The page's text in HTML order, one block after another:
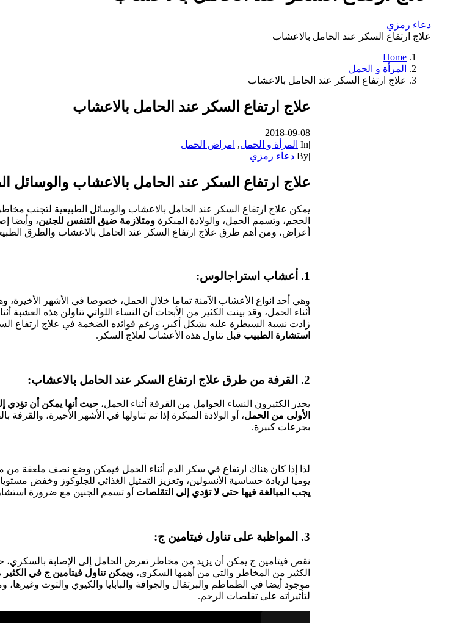
دعاء رمزي
علاج ارتفاع السكر عند الحامل بالاعشاب
Home
المرأة و الحمل
علاج ارتفاع السكر عند الحامل بالاعشاب
علاج ارتفاع السكر عند الحامل بالاعشاب
2018-09-08
|
In المرأة و الحمل, امراض الحمل
|
By دعاء رمزي
علاج ارتفاع السكر عند الحامل بالاعشاب والوسائل
يمكن علاج ارتفاع السكر عند الحامل بالاعشاب والوسائل الطبيعية لتجنب
الحجم، وتسمم الحمل، والولادة المبكرة ومتلازمة ضيق التنفس للجنين، وأيضا
أعراض، ومن أهم طرق علاج ارتفاع السكر عند الحامل بالاعشاب والطرق
1. أعشاب استراجالوس:
وهي أحد انواع الأعشاب الآمنة تماما خلال الحمل، خصوصا في الأشهر الأخيرة،
أثناء الحمل، وقد بينت الكثير من الأبحاث أن النساء اللواتي تناولن هذه
زادت نسبة السيطرة عليه بشكل أكبر، ورغم فوائده الضخمة في علاج ارتفاع
استشارة الطبيب قبل تناول هذه الأعشاب لعلاج السكر.
2. القرفة من طرق علاج ارتفاع السكر عند الحامل بالاعشاب:
يحذر الكثيرون النساء الحوامل من القرفة أثناء الحمل، حيث أنها يمكن أن تؤدي
الأولى من الحمل، أو الولادة المبكرة إذا تم تناولها في الأشهر الأخيرة، والقرفة
بجرعات كبيرة.
لذا إذا كان هناك ارتفاع في سكر الدم أثناء الحمل فيمكن وضع نصف ملعقة
يوميا لزيادة حساسية الأنسولين، وتعزيز التمثيل الغذائي للجلوكوز وخفض
يجب المبالغة فيها حتى لا تؤدي إلى التقلصات أو تسمم الجنين مع ضرورة
3. المواظبة على تناول فيتامين ج:
نقص فيتامين ج يمكن أن يزيد من مخاطر تعرض الحامل إلى الإصابة
الكثير من المخاطر والتي من أهمها السكري، ويمكن تناول فيتامين ج في
موجود أيضا في الطماطم والبرتقال والجوافة والبابايا والكيوي والتوت
لتأثيراته على تقلصات الرحم.